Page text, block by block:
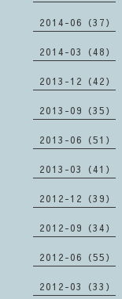
2014-06（37）
2014-03（48）
2013-12（42）
2013-09（35）
2013-06（51）
2013-03（41）
2012-12（39）
2012-09（34）
2012-06（55）
2012-03（33）